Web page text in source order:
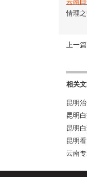
云南
情理
上一篇
相关文
昆明
昆明
昆明
昆明
云南